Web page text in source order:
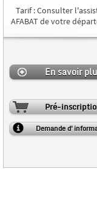
Tarif:Consulter
AFABAT de votre
En savoir
Pré-
Demande